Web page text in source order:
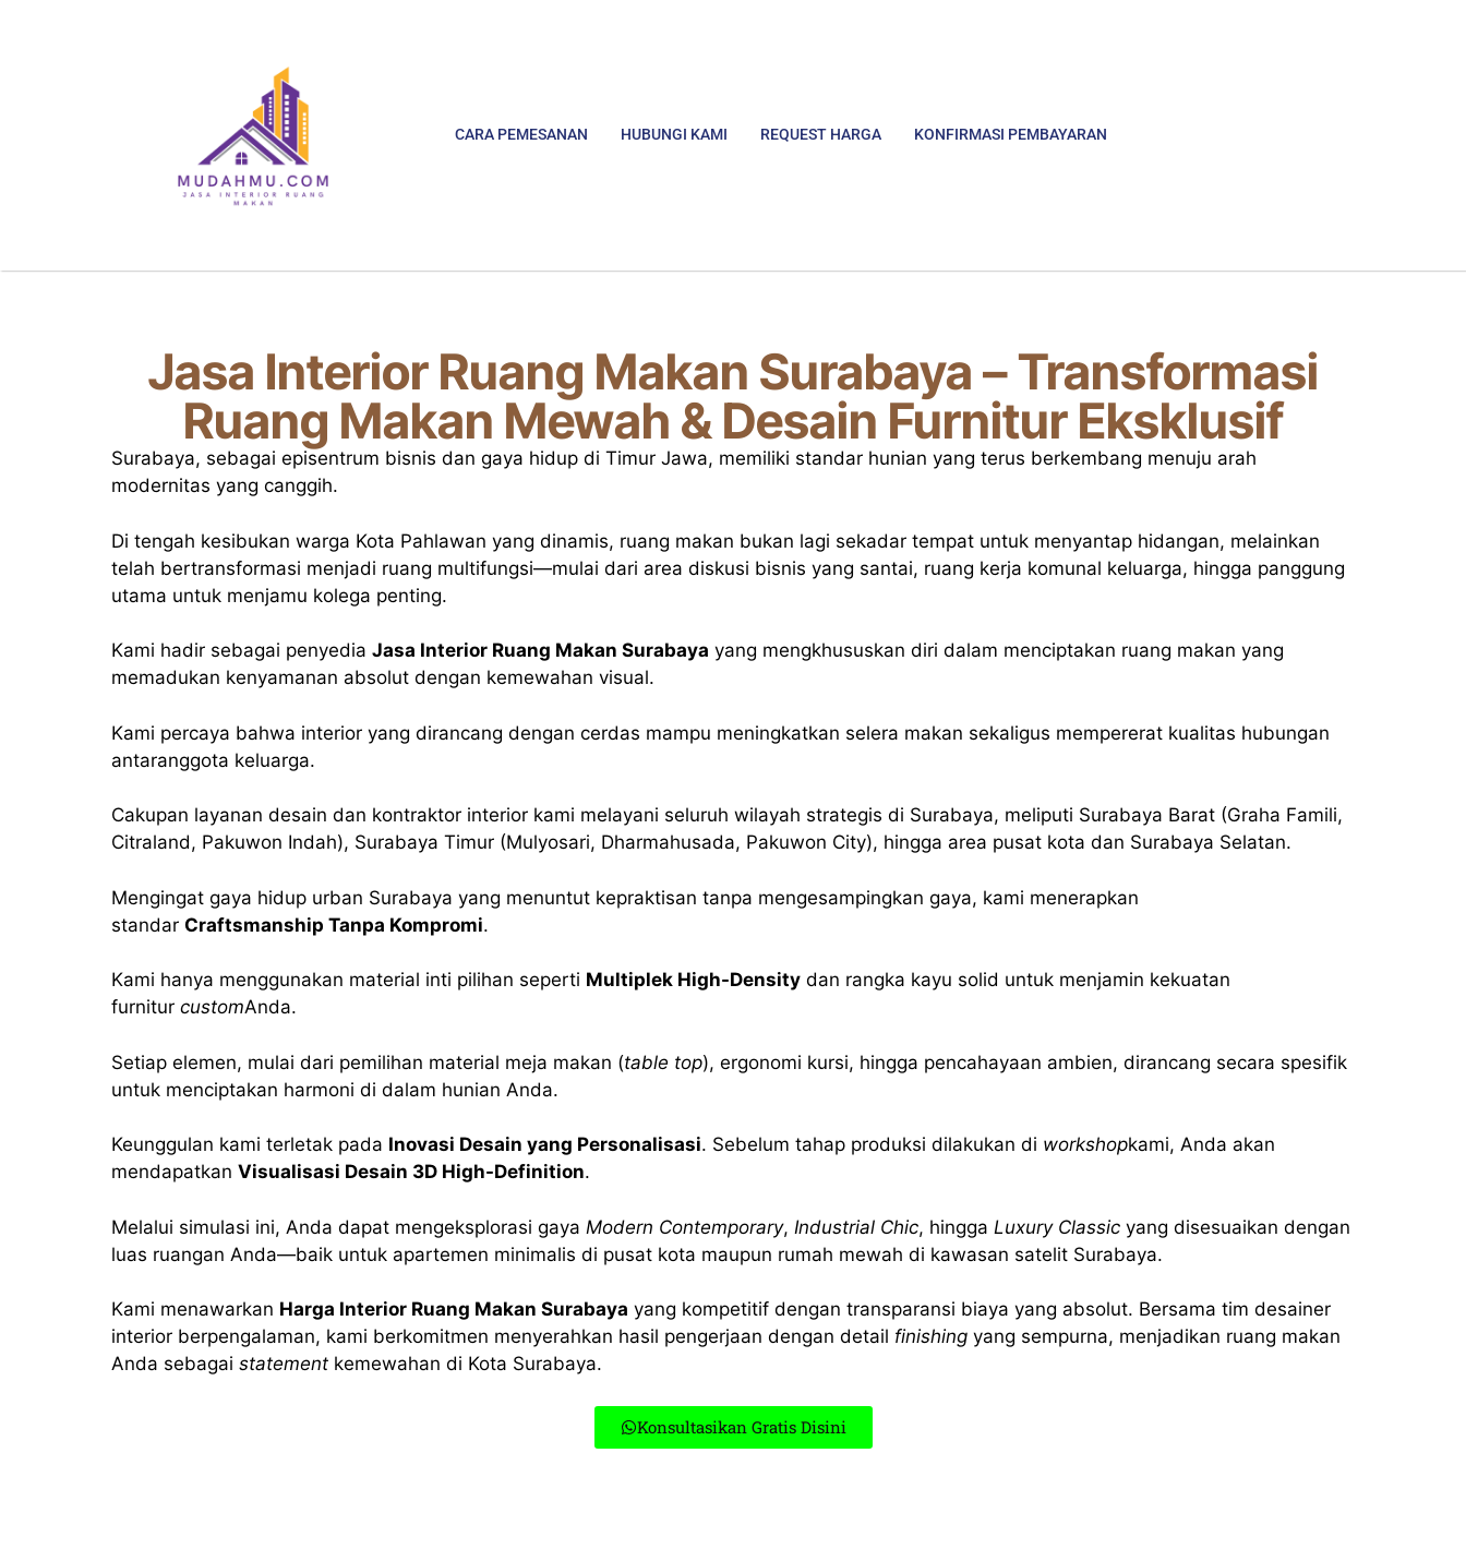
CARA PEMESANAN HUBUNGI KAMI REQUEST HARGA KONFIRMASI PEMBAYARAN
Jasa Interior Ruang Makan Surabaya – Transformasi
Ruang Makan Mewah & Desain Furnitur Eksklusif
Surabaya, sebagai episentrum bisnis dan gaya hidup di Timur Jawa, memiliki standar hunian yang terus berkembang menuju arah
modernitas yang canggih.
Di tengah kesibukan warga Kota Pahlawan yang dinamis, ruang makan bukan lagi sekadar tempat untuk menyantap hidangan, melainkan
telah bertransformasi menjadi ruang multifungsi—mulai dari area diskusi bisnis yang santai, ruang kerja komunal keluarga, hingga panggung
utama untuk menjamu kolega penting.
Kami hadir sebagai penyedia Jasa Interior Ruang Makan Surabaya yang mengkhususkan diri dalam menciptakan ruang makan yang
memadukan kenyamanan absolut dengan kemewahan visual.
Kami percaya bahwa interior yang dirancang dengan cerdas mampu meningkatkan selera makan sekaligus mempererat kualitas hubungan
antaranggota keluarga.
Cakupan layanan desain dan kontraktor interior kami melayani seluruh wilayah strategis di Surabaya, meliputi Surabaya Barat (Graha Famili,
Citraland, Pakuwon Indah), Surabaya Timur (Mulyosari, Dharmahusada, Pakuwon City), hingga area pusat kota dan Surabaya Selatan.
Mengingat gaya hidup urban Surabaya yang menuntut kepraktisan tanpa mengesampingkan gaya, kami menerapkan
standar Craftsmanship Tanpa Kompromi.
Kami hanya menggunakan material inti pilihan seperti Multiplek High-Density dan rangka kayu solid untuk menjamin kekuatan
furnitur customAnda.
Setiap elemen, mulai dari pemilihan material meja makan (table top), ergonomi kursi, hingga pencahayaan ambien, dirancang secara spesifik
untuk menciptakan harmoni di dalam hunian Anda.
Keunggulan kami terletak pada Inovasi Desain yang Personalisasi. Sebelum tahap produksi dilakukan di workshopkami, Anda akan
mendapatkan Visualisasi Desain 3D High-Definition.
Melalui simulasi ini, Anda dapat mengeksplorasi gaya Modern Contemporary, Industrial Chic, hingga Luxury Classic yang disesuaikan dengan
luas ruangan Anda—baik untuk apartemen minimalis di pusat kota maupun rumah mewah di kawasan satelit Surabaya.
Kami menawarkan Harga Interior Ruang Makan Surabaya yang kompetitif dengan transparansi biaya yang absolut. Bersama tim desainer
interior berpengalaman, kami berkomitmen menyerahkan hasil pengerjaan dengan detail finishing yang sempurna, menjadikan ruang makan
Anda sebagai statement kemewahan di Kota Surabaya.
Konsultasikan Gratis Disini